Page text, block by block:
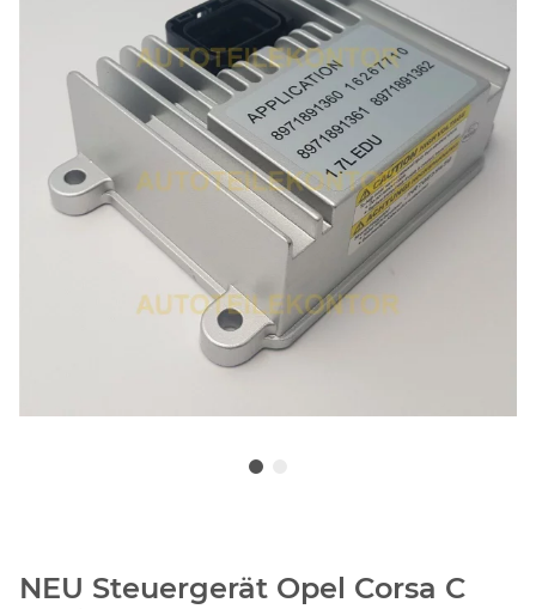
NEU Steuergerät Opel Corsa C